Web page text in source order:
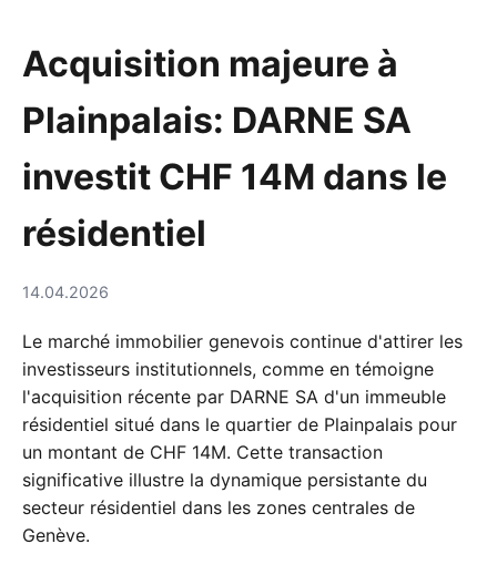
Acquisition majeure à
Plainpalais: DARNE SA
investit CHF 14M dans le
résidentiel
14.04.2026
Le marché immobilier genevois continue d'attirer les
investisseurs institutionnels, comme en témoigne
l'acquisition récente par DARNE SA d'un immeuble
résidentiel situé dans le quartier de Plainpalais pour
un montant de CHF 14M. Cette transaction
significative illustre la dynamique persistante du
secteur résidentiel dans les zones centrales de
Genève.